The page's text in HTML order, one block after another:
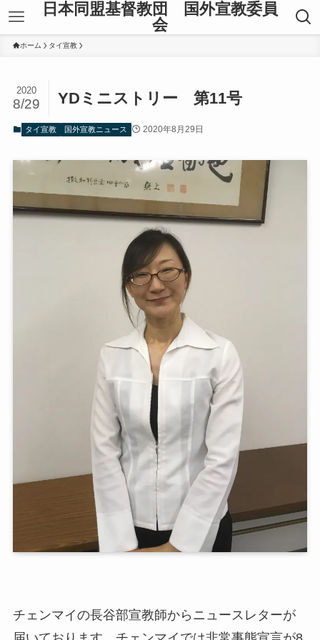
日本同盟基督教団 国外宣教委員
会
ホーム タイ宣教
YDミニストリー 第11号
2020
8/29
タイ宣教 国外宣教ニュース 2020年8月29日
チェンマイの長谷部宣教師からニュースレターが